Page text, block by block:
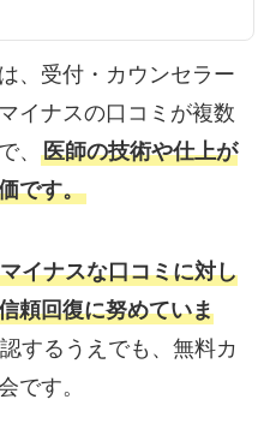
、受付・カウンセラー
イナスの口コミが複数
、 医師の技術や仕上が
です。
マイナスな口コミに対し
頼回復に努めていま
するうえでも、無料カ
です。